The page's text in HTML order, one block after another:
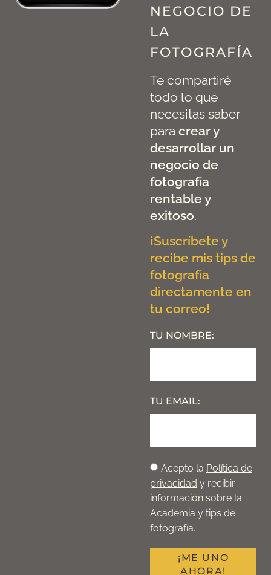
NEGOCIO DE
LA
FOTOGRAFÍA
Te compartiré
todo lo que
necesitas saber
para crear y
desarrollar un
negocio de
fotografía
rentable y
exitoso.
¡Suscríbete y
recibe mis tips de
fotografía
directamente en
tu correo!
TU NOMBRE:
TU EMAIL:
Acepto la Política de
privacidad y recibir
información sobre la
Academia y tips de
fotografía.
¡ME UNO
AHORA!